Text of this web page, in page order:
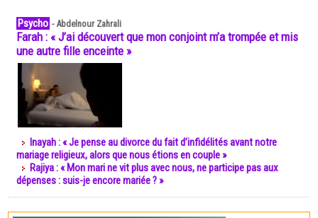
Psycho -Abdelnour Zahrali
Farah : « J’ai découvert que mon conjoint m’a trompée et mis
une autre fille enceinte »
Inayah : « Je pense au divorce du fait d’infidélités avant notre
mariage religieux, alors que nous étions en couple »
Rajiya : « Mon mari ne vit plus avec nous, ne participe pas aux
dépenses : suis-je encore mariée ? »